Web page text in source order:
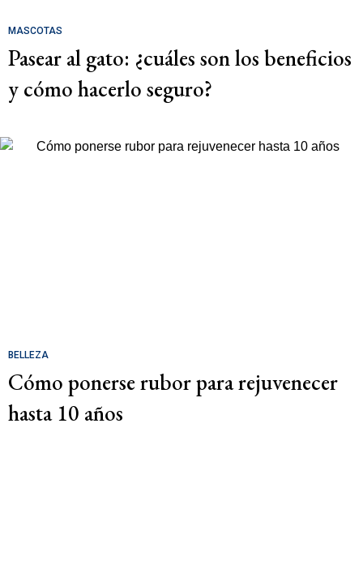
MASCOTAS
Pasear al gato: ¿cuáles son los beneficios
y cómo hacerlo seguro?
BELLEZA
Cómo ponerse rubor para rejuvenecer
hasta 10 años